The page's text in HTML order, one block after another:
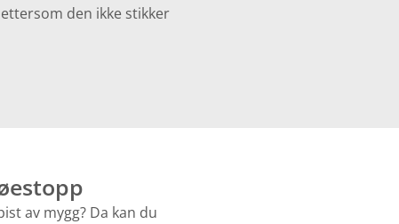
den ikke stikker
av mygg? Da kan du